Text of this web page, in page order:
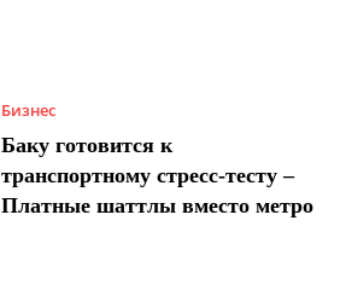
Бизнес
Баку готовится к
транспортному стресс-тесту –
Платные шаттлы вместо метро